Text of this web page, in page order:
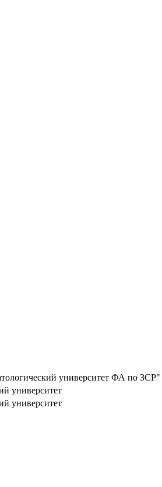
университет ФА по ЗСР"
университет
университет